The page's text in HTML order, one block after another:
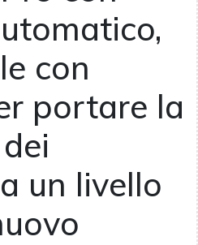
con
portare la
un livello